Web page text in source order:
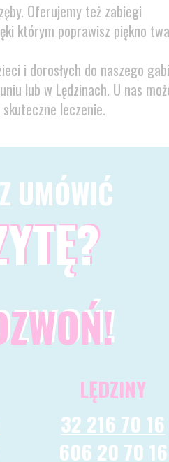
Oferujemy też zabiegi
którym poprawisz piękno
i dorosłych do naszego
lub w Lędzinach. U nas
leczenie.
UMÓWIĆ
LĘDZINY
32 216 70 16
606 20 70 16